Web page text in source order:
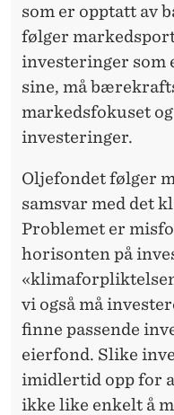
som er opptatt av
følger
investeringer som
sine, må
markedsfokuset
investeringer.
Oljefondet følger
samsvar med det
Problemet er
horisonten på
vi også må
finne passende
eierfond. Slike
imidlertid opp for
ikke like enkelt å